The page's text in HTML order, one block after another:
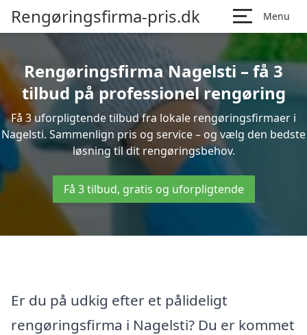
Rengøringsfirma-pris.dk Menu
Rengøringsfirma Nagelsti – få 3
tilbud på professionel rengøring
Få 3 uforpligtende tilbud fra lokale rengøringsfirmaer i
Nagelsti. Sammenlign pris og service – og vælg den bedste
løsning til dit rengøringsbehov.
Få 3 tilbud, gratis og uforpligtende
Er du på udkig efter et pålideligt
rengøringsfirma i Nagelsti? Du er kommet